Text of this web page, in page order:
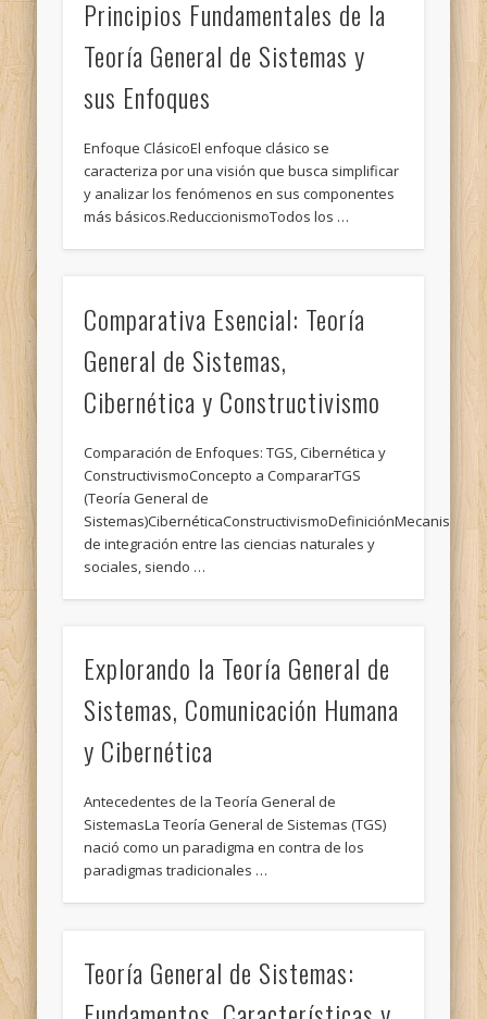
Principios Fundamentales de la
Teoría General de Sistemas y
sus Enfoques
Enfoque ClásicoEl enfoque clásico se
caracteriza por una visión que busca simplificar
y analizar los fenómenos en sus componentes
más básicos.ReduccionismoTodos los …
Comparativa Esencial: Teoría
General de Sistemas,
Cibernética y Constructivismo
Comparación de Enfoques: TGS, Cibernética y
ConstructivismoConcepto a CompararTGS
(Teoría General de
Sistemas)CibernéticaConstructivismoDefiniciónMecanismo
de integración entre las ciencias naturales y
sociales, siendo …
Explorando la Teoría General de
Sistemas, Comunicación Humana
y Cibernética
Antecedentes de la Teoría General de
SistemasLa Teoría General de Sistemas (TGS)
nació como un paradigma en contra de los
paradigmas tradicionales …
Teoría General de Sistemas: